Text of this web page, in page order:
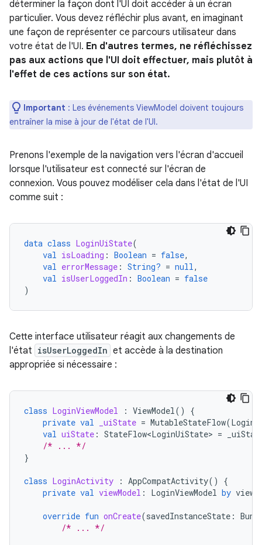
déterminer la façon dont l'UI doit accéder à un écran
particulier. Vous devez réfléchir plus avant, en imaginant
une façon de représenter ce parcours utilisateur dans
votre état de l'UI. En d'autres termes, ne réfléchissez
pas aux actions que l'UI doit effectuer, mais plutôt à
l'effet de ces actions sur son état.
Important : Les événements ViewModel doivent toujours
entraîner la mise à jour de l'état de l'UI.
Prenons l'exemple de la navigation vers l'écran d'accueil
lorsque l'utilisateur est connecté sur l'écran de
connexion. Vous pouvez modéliser cela dans l'état de l'UI
comme suit :
data class LoginUiState(
val isLoading : Boolean = false,
val errorMessage : String? = null,
val isUserLoggedIn : Boolean = false
)
Cette interface utilisateur réagit aux changements de
l'état isUserLoggedIn et accède à la destination
appropriée si nécessaire :
class LoginViewModel : ViewModel()
{
private val _uiState = MutableStateFlow(
val uiState : StateFlow<LoginUiState> =
/* ... */
}
class LoginActivity : AppCompatActivity()
{
private val viewModel : LoginViewModel by
override fun onCreate(savedInstanceState :
/* ... */